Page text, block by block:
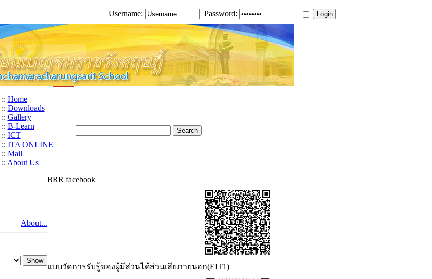
Username: Password:
:: Home
:: Downloads
:: Gallery
:: B-Learn
:: ICT
:: ITA ONLINE
:: Mail
:: About Us
About...
BRR facebook
แบบวัดการรับรู้ของผู้มีส่วนได้ส่วนเสียภายนอก(EIT1)